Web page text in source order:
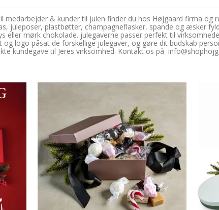
medarbejder & kunder til julen finder du hos Højgaard firma
juleposer, plastbøtter, champagneflasker, spande og æsker
eller mørk chokolade. julegaverne passer perfekt til
og logo påsat de forskellige julegaver, og gøre dit budskab
kundegave til Jeres virksomhed. Kontakt os på